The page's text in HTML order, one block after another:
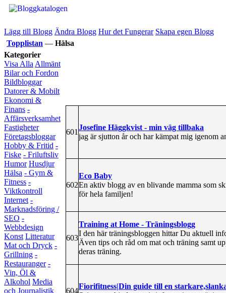
Lägg till Blogg Ändra Blogg Hur det Fungerar Skapa egen Blogg
Topplistan — Hälsa
Kategorier
Visa Alla Allmänt
Bilar och Fordon
Bildbloggar
Datorer & Mobilt
Ekonomi &
Finans -
Affärsverksamhet
Fastigheter
Företagsbloggar
Hobby & Fritid -
Fiske - Friluftsliv
Humor Husdjur
Hälsa - Gym &
Fitness -
Viktkontroll
Internet -
Marknadsföring /
SEO -
Webbdesign
Konst Litteratur
Mat och Dryck -
Grillning -
Restauranger -
Vin, Öl &
Alkohol Media
och Journalistik
601
Josefine Häggkvist - min väg tillbaka
jag är sjutton år och har kämpat mig igenom
602
Eco Baby
En aktiv blogg av en blivande mamma som
för hela familjen!
603
Training at Home - Träningsblogg
I den här träningsbloggen hittar Du aktuell
Även tips och råd om mat och träning samt
deras träning.
604
Fiorifitness|Din guide till en